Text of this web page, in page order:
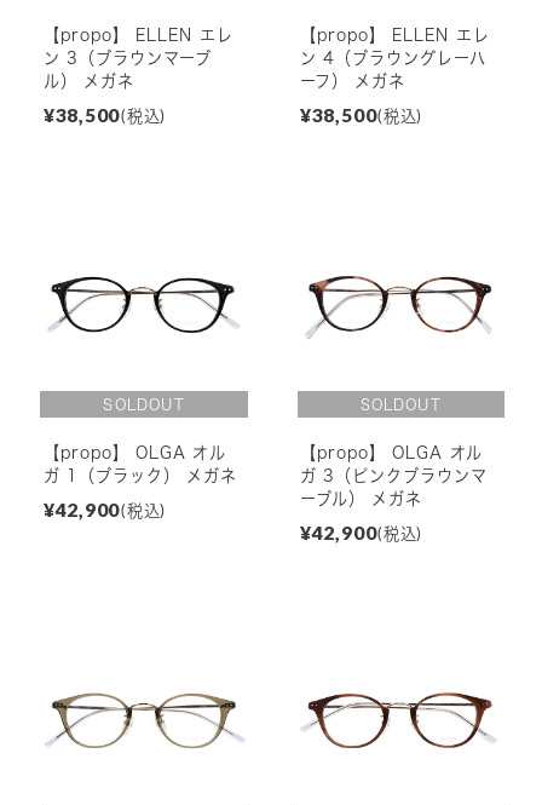
【propo】 ELLEN エレ
ン 3（ブラウンマーブ
ル） メガネ
¥38,500(税込)
【propo】 ELLEN エレ
ン 4（ブラウングレーハ
ーフ） メガネ
¥38,500(税込)
【propo】 OLGA オル
ガ 1（ブラック） メガネ
¥42,900(税込)
【propo】 OLGA オル
ガ 3（ピンクブラウンマ
ーブル） メガネ
¥42,900(税込)